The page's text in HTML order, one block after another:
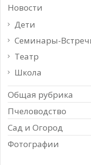
Новости
Дети
Семинары-
Театр
Школа
Общая рубрика
Пчеловодство
Сад и Огород
Фотографии